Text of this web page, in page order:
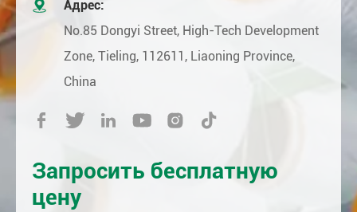

Адрес:
No.85 Dongyi Street, High-Tech Development
Zone, Tieling, 112611, Liaoning Province,
China
     
Запросить бесплатную
цену